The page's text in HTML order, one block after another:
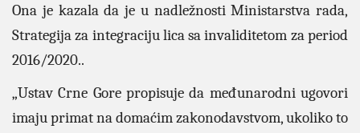
Ona je kazala da je u nadležnosti Ministarstva rada,
Strategija za integraciju lica sa invaliditetom za period
2016/2020..
„Ustav Crne Gore propisuje da međunarodni ugovori
imaju primat na domaćim zakonodavstvom, ukoliko to